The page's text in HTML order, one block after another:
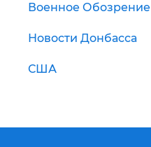
Военное Обозрение
Новости Донбасса
США